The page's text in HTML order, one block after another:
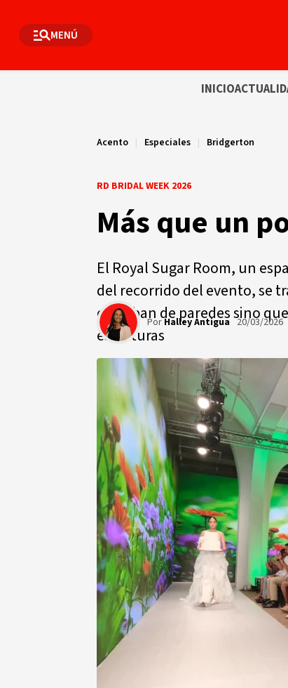
MENÚ
INICIO
Acento | Especiales | Bridgerton
RD BRIDAL WEEK 2026
Más que un
El Royal Sugar Room, un
del recorrido del evento, se
colgaban de paredes sino
esculturas
PorHalley Antigua 20/03/2026